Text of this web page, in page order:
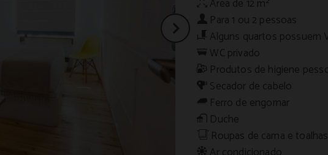
Área de 12 m²
Para 1 ou 2 pessoas
Alguns quartos possuem
WC privado
Produtos de higiene
Secador de cabelo
Ferro de engomar
Duche
Roupas de cama e toalhas